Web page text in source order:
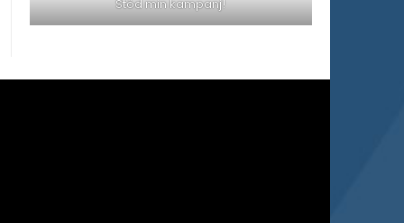
Stöd min kampanj!